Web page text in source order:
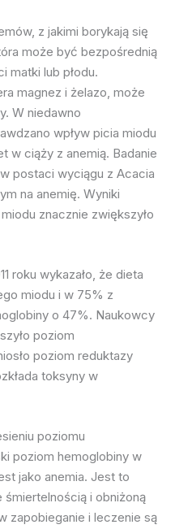
z jakimi borykają się
może być bezpośrednią
matki lub płodu.
magnez i żelazo, może
W niedawno
wpływ picia miodu
w ciąży z anemią. Badanie
postaci wyciągu z Acacia
na anemię. Wyniki
znacznie zwiększyło
roku wykazało, że dieta
miodu i w 75% z
o 47%. Naukowcy
poziom
poziom reduktazy
toksyny w
poziomu
poziom hemoglobiny w
jako anemia. Jest to
i obniżoną
zapobieganie i leczenie są